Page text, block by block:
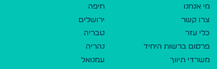
מי אנחנו
צרו קשר
כלי עזר
פרסום ברשות היחיד
משרדי תיווך
חיפה
ירושלים
טבריה
נהריה
עמנואל